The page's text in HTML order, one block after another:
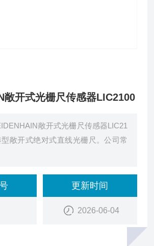
敞开式光栅尺传感器LIC2100
敞开式光栅尺传感器LIC21
敞开式绝对式直线光栅尺。公司常
更新时间
2026-06-04